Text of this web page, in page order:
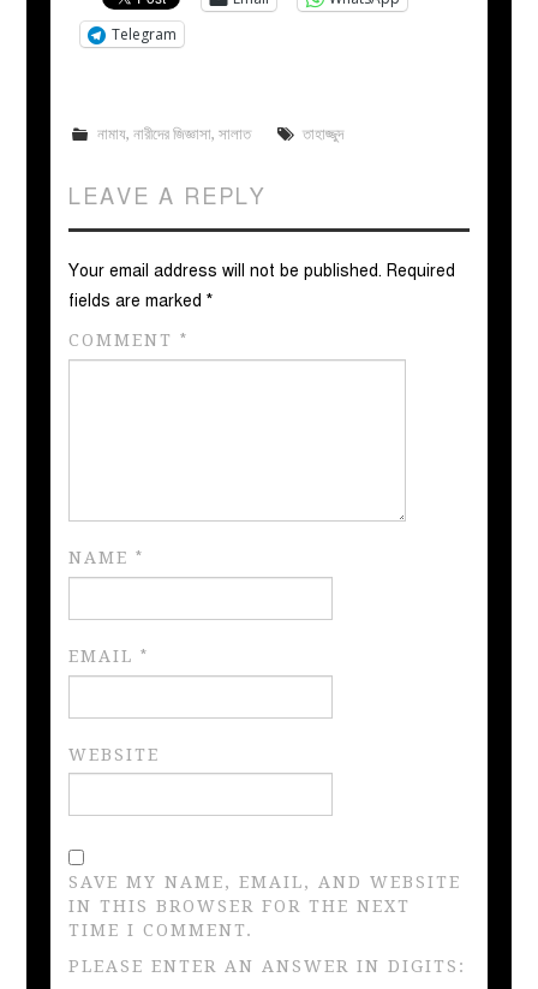
Telegram
নামায, নারীদের জিজ্ঞাসা, সালাত তাহাজ্জুদ
LEAVE A REPLY
Your email address will not be published. Required
fields are marked*
COMMENT*
NAME*
EMAIL*
WEBSITE
SAVE MY NAME, EMAIL, AND WEBSITE
IN THIS BROWSER FOR THE NEXT
TIME I COMMENT.
PLEASE ENTER AN ANSWER IN DIGITS: